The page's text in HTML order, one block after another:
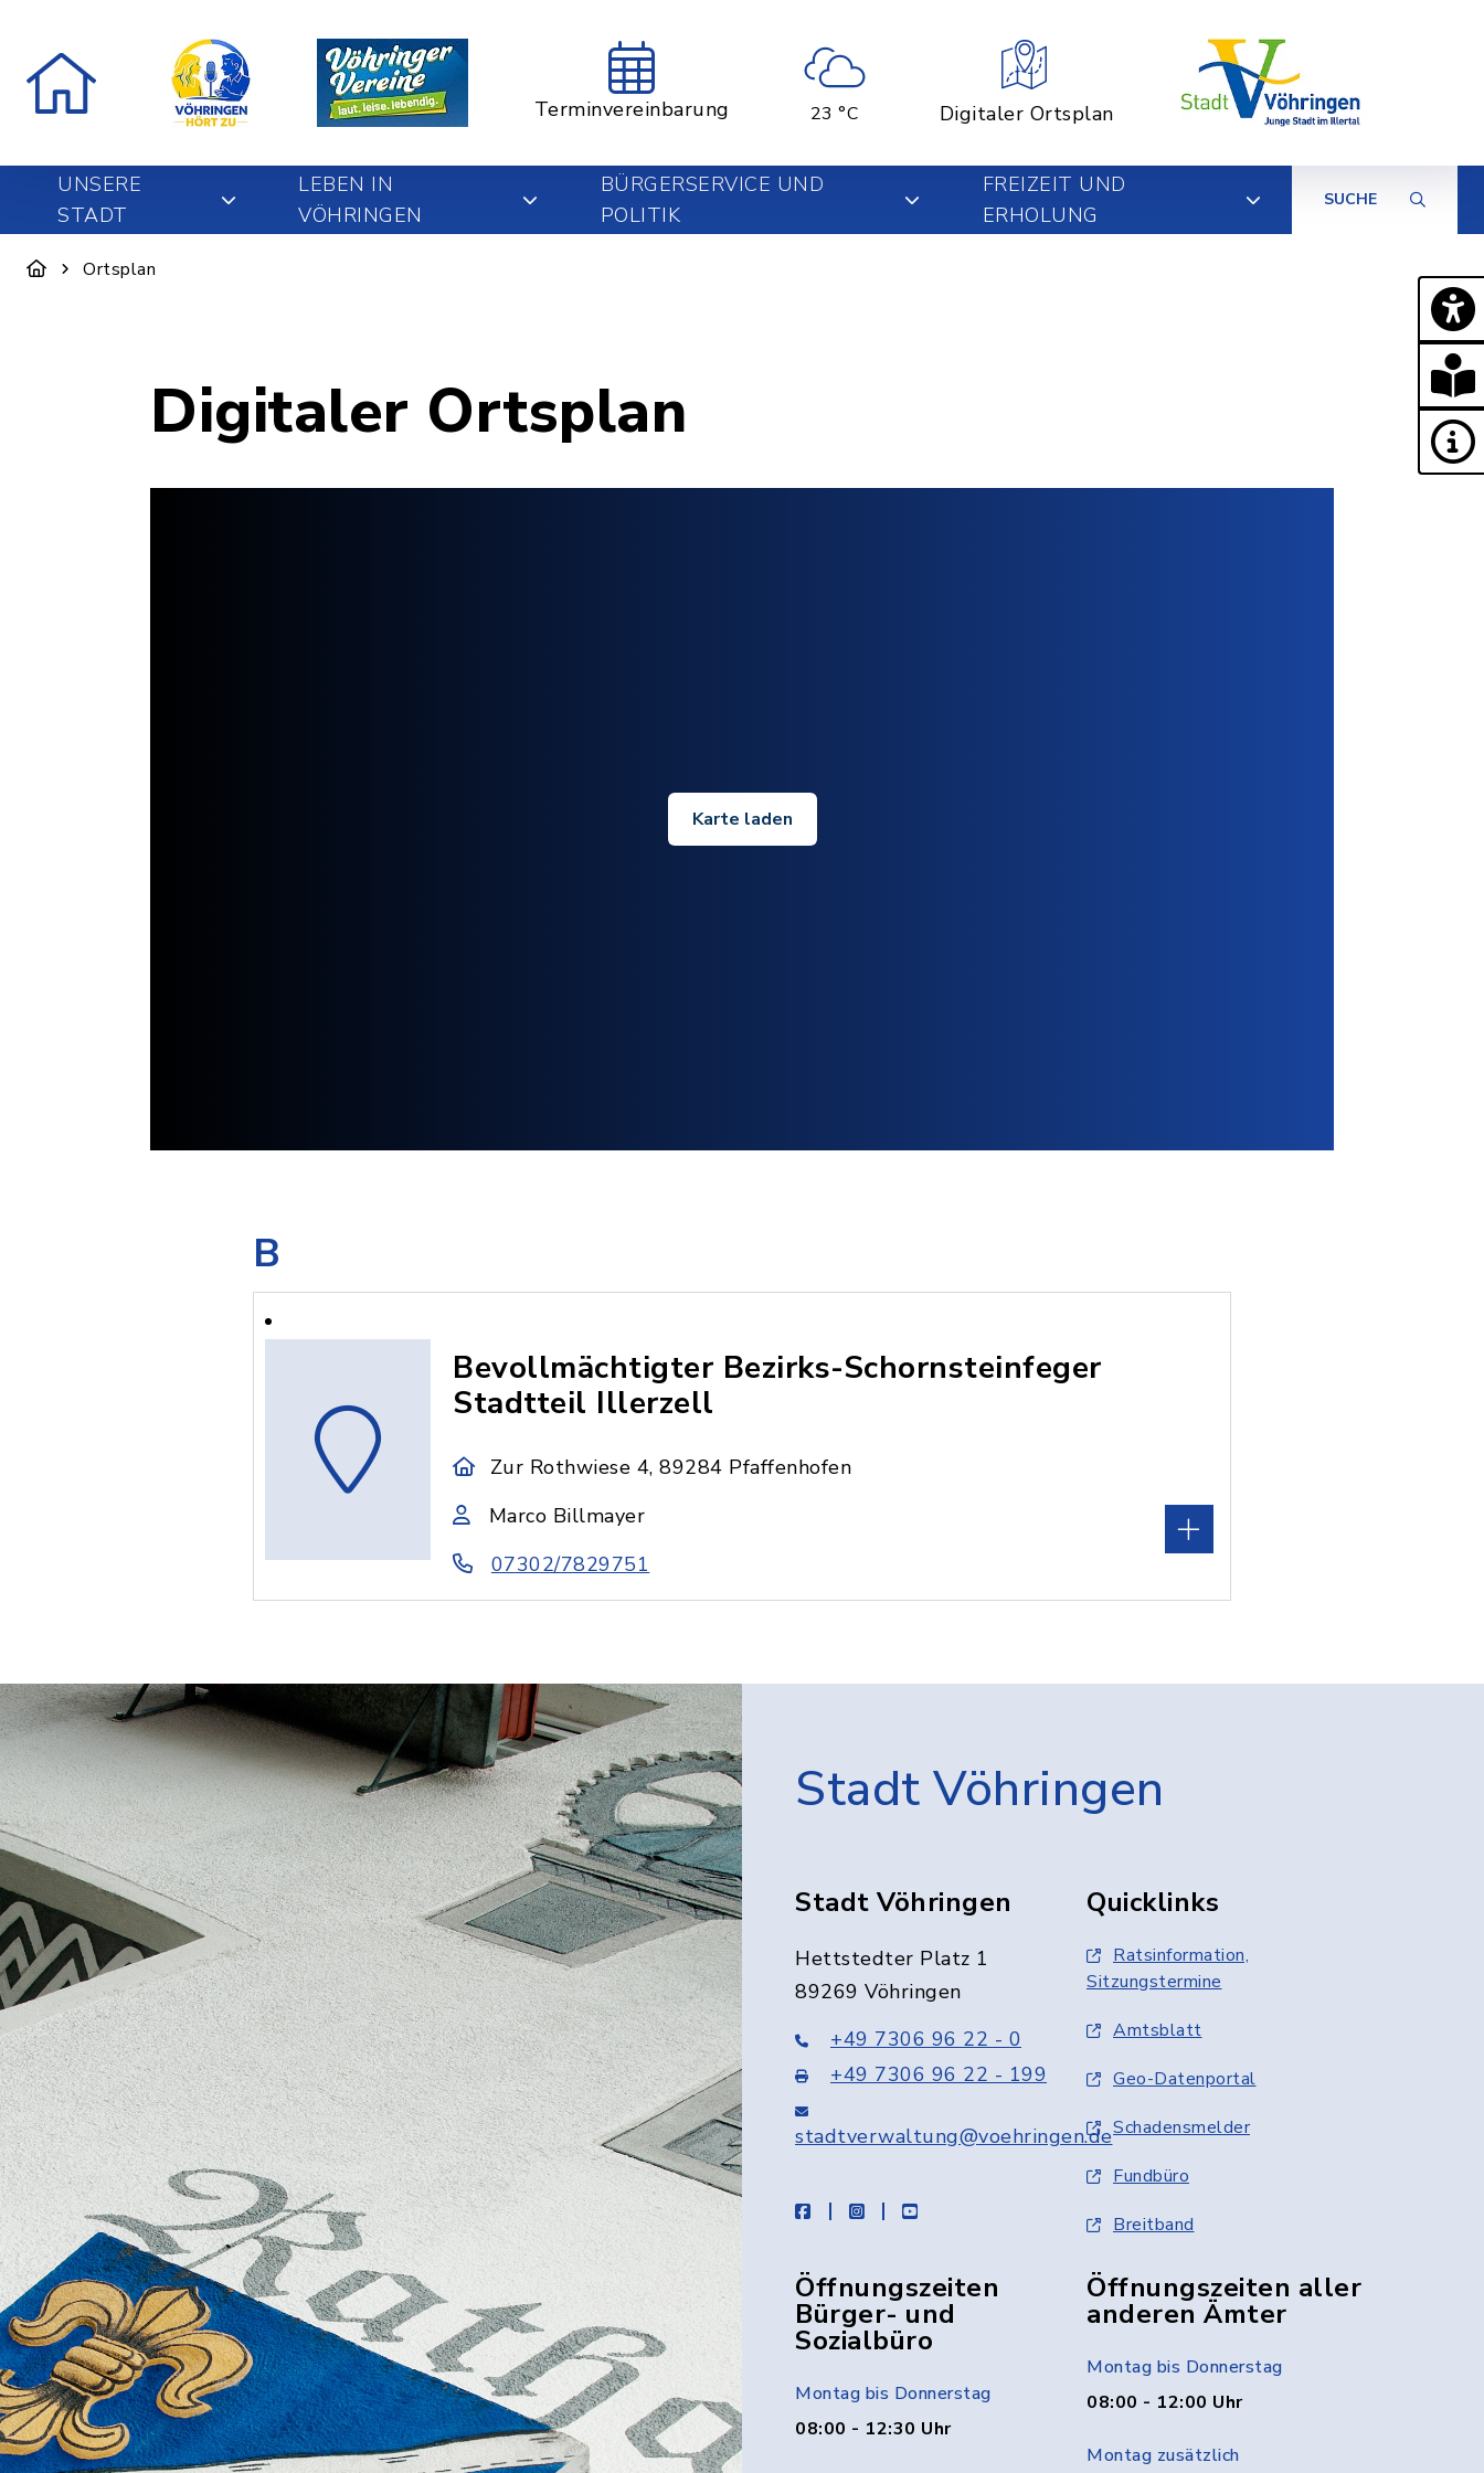
Terminvereinbarung 23 °C Digitaler Ortsplan
UNSERE
STADT
LEBEN IN
VÖHRINGEN
BÜRGERSERVICE UND
POLITIK
FREIZEIT UND
ERHOLUNG
SUCHE
Ortsplan
Digitaler Ortsplan
Karte laden
B
Bevollmächtigter Bezirks-Schornsteinfeger
Stadtteil Illerzell
Zur Rothwiese 4, 89284 Pfaffenhofen
Marco Billmayer
07302/7829751
Stadt Vöhringen
Stadt Vöhringen
Hettstedter Platz 1
89269 Vöhringen
+49 7306 96 22 - 0
+49 7306 96 22 - 199
stadtverwaltung@voehringen.de
facebookinstagramyoutube
Quicklinks
Ratsinformation,
Sitzungstermine
Amtsblatt
Geo-Datenportal
Schadensmelder
Fundbüro
Breitband
Öffnungszeiten
Bürger- und
Sozialbüro
Montag bis Donnerstag
08:00 - 12:30 Uhr
Öffnungszeiten aller
anderen Ämter
Montag bis Donnerstag
08:00 - 12:00 Uhr
Montag zusätzlich